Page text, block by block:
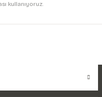
kullanıyoruz.